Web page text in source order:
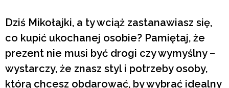
Dziś Mikołajki, a ty wciąż zastanawiasz się,
co kupić ukochanej osobie? Pamiętaj, że
prezent nie musi być drogi czy wymyślny –
wystarczy, że znasz styl i potrzeby osoby,
którą chcesz obdarować, by wybrać idealny